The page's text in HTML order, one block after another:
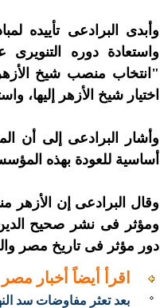
وأبدى البرادعى تأييده
واستعادة دوره التنويرى
"انتخاب منصب شيخ
اختيار شيخ الأزهر إليها،
وأشار البرادعى إلى أن
أساسية للعودة بهذه
وقال البرادعى إن
ومؤثر فى نشر صحيح
دور مؤثر فى تاريخ مصر
اقرأ أيضاً أخبار مصر
بعد تعثر مفاوضات سد